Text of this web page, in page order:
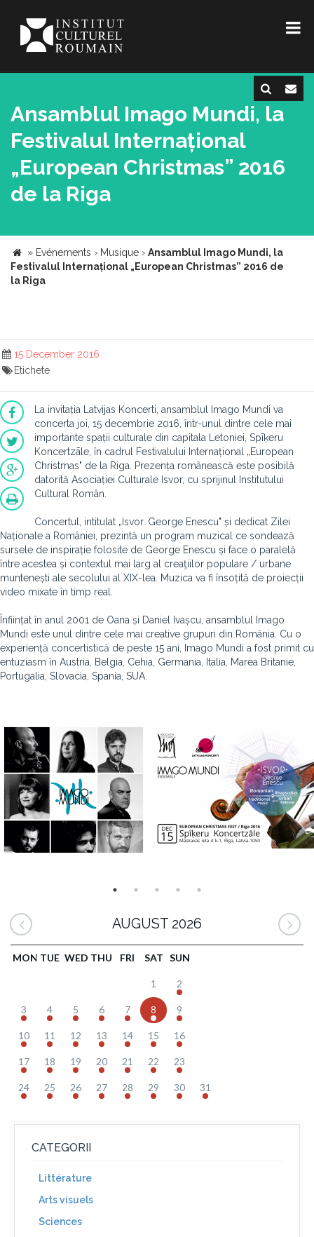
Ansamblul Imago Mundi, la
Festivalul Internațional
„European Christmas” 2016
de la Riga
» Evénements › Musique › Ansamblul Imago Mundi, la
Festivalul Internațional „European Christmas” 2016 de
la Riga
15 December 2016
Etichete
La invitația Latvijas Koncerti, ansamblul Imago Mundi va
concerta joi, 15 decembrie 2016, într-unul dintre cele mai
importante spații culturale din capitala Letoniei, Spīķeru
Koncertzāle, în cadrul Festivalului Internațional „European
Christmas" de la Riga. Prezența românească este posibilă
datorită Asociației Culturale Isvor, cu sprijinul Institutului
Cultural Român.
Concertul, intitulat „Isvor. George Enescu" și dedicat Zilei
Naționale a României, prezintă un program muzical ce sondează
sursele de inspirație folosite de George Enescu și face o paralelă
între acestea și contextul mai larg al creaţiilor populare / urbane
muntenești ale secolului al XIX-lea. Muzica va fi însoțită de proiecții
video mixate în timp real.
Înființat în anul 2001 de Oana și Daniel Ivașcu, ansamblul Imago
Mundi este unul dintre cele mai creative grupuri din România. Cu o
experiență concertistică de peste 15 ani, Imago Mundi a fost primit cu
entuziasm în Austria, Belgia, Cehia, Germania, Italia, Marea Britanie,
Portugalia, Slovacia, Spania, SUA.
AUGUST 2026
MON TUE WED THU FRI SAT SUN
1 2
3 4 5 6 7 8 9
10 11 12 13 14 15 16
17 18 19 20 21 22 23
24 25 26 27 28 29 30 31
CATEGORII
Littérature
Arts visuels
Sciences